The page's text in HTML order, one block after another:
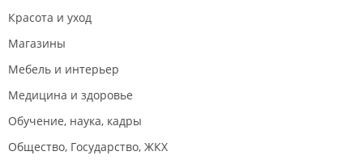
Красота и уход
Магазины
Мебель и интерьер
Медицина и здоровье
Обучение, наука, кадры
Общество, Государство, ЖКХ